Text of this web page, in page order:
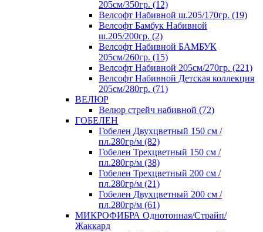
205см/350гр. (12)
Велсофт Набивной ш.205/170гр. (19)
Велсофт Бамбук Набивной
ш.205/200гр. (2)
Велсофт Набивной БАМБУК
205см/260гр. (15)
Велсофт Набивной 205см/270гр. (221)
Велсофт Набивной Детская коллекция
205см/280гр. (71)
ВЕЛЮР
Велюр стрейч набивной (72)
ГОБЕЛЕН
Гобелен Двухцветный 150 см /
пл.280гр/м (82)
Гобелен Трехцветный 150 см /
пл.280гр/м (38)
Гобелен Трехцветный 200 см /
пл.280гр/м (21)
Гобелен Двухцветный 200 см /
пл.280гр/м (61)
МИКРОФИБРА Однотонная/Страйп/
Жаккард